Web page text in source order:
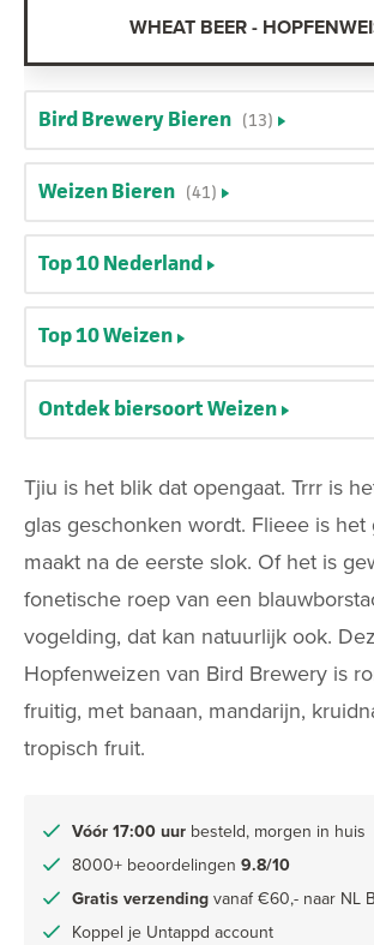
Tjiu is het blik dat opengaat. Trrr is
glas geschonken wordt. Flieee is
maakt na de eerste slok. Of het is
fonetische roep van een
vogelding, dat kan natuurlijk ook.
Hopfenweizen van Bird Brewery is
fruitig, met banaan, mandarijn,
tropisch fruit.
Vóór 17:00 uur besteld, morgen in huis
8000+ beoordelingen 9.8/10
Gratis verzending vanaf €60,- naar NL
Koppel je Untappd account
WHEAT BEER -
Bird Brewery Bieren (13)
Weizen Bieren (41)
Top 10 Nederland
Top 10 Weizen
Ontdek biersoort Weizen